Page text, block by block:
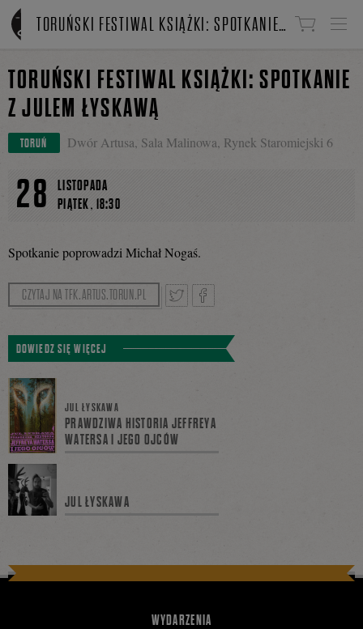
Linki do przejścia
TORUŃSKI FESTIWAL KSIĄŻKI: SPOTKANIE Z JULEM ŁYSKAWĄ
TORUŃSKI FESTIWAL KSIĄŻKI: SPOTKANIE
Z JULEM ŁYSKAWĄ
TORUŃ Dwór Artusa, Sala Malinowa, Rynek Staromiejski 6
28
LISTOPADA
PIĄTEK, 18:30
Spotkanie poprowadzi Michał Nogaś.
CZYTAJ NA TFK.ARTUS.TORUN.PL
TweetnijPodziel
DOWIEDZ SIĘ WIĘCEJ
JUL ŁYSKAWA
PRAWDZIWA HISTORIA JEFFREYA
WATERSA I JEGO OJCÓW
JUL ŁYSKAWA
WYDARZENIA